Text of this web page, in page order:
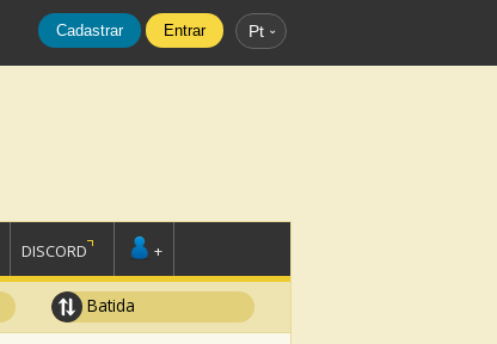
Cadastrar Entrar Pt
DISCORD +
Batida